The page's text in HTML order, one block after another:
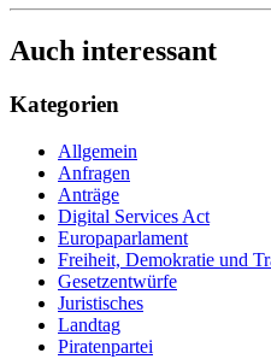
Auch interessant
Kategorien
Allgemein
Anfragen
Anträge
Digital Services Act
Europaparlament
Freiheit, Demokratie und
Gesetzentwürfe
Juristisches
Landtag
Piratenpartei